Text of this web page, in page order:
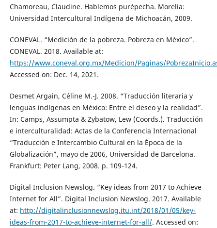
Chamoreau, Claudine. Hablemos purépecha. Morelia:
Universidad Intercultural Indígena de Michoacán, 2009.
CONEVAL. “Medición de la pobreza. Pobreza en México”.
CONEVAL. 2018. Available at:
https://www.coneval.org.mx/Medicion/Paginas/
Accessed on: Dec. 14, 2021.
Desmet Argain, Céline M.-J. 2008. “Traducción literaria y
lenguas indígenas en México: Entre el deseo y la realidad”.
In: Camps, Assumpta & Zybatow, Lew (Coords.). Traducción
e interculturalidad: Actas de la Conferencia Internacional
“Traducción e Intercambio Cultural en la Época de la
Globalización”, mayo de 2006, Universidad de Barcelona.
Frankfurt: Peter Lang, 2008. p. 109-124.
Digital Inclusion Newslog. “Key ideas from 2017 to Achieve
Internet for All”. Digital Inclusion Newslog. 2017. Available
at: http://digitalinclusionnewslog.itu.int/2018/01/05/key-
ideas-from-2017-to-achieve-internet-for-all/. Accessed on: